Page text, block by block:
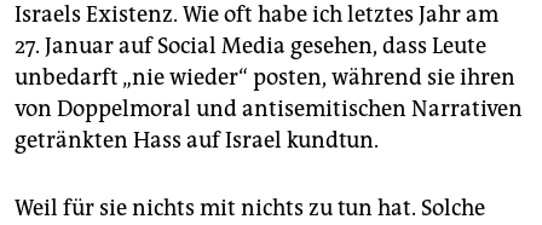
Israels Existenz. Wie oft habe ich letztes Jahr am
27. Januar auf Social Media gesehen, dass Leute
unbedarft „nie wieder“ posten, während sie ihren
von Doppelmoral und antisemitischen Narrativen
getränkten Hass auf Israel kundtun.
Weil für sie nichts mit nichts zu tun hat. Solche